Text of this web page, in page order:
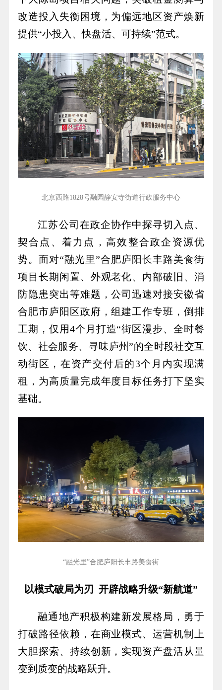
改造投入失衡困境，为偏远地区资产焕新
提供“小投入、快盘活、可持续”范式。
北京西路1828号融园静安寺街道行政服务中心
江苏公司 在政企协作中探寻切入点、
契合点、着力点，高效整合政企资源优
势。面对“融光里”合肥庐阳长丰路美食街
项目长期闲置、外观老化、内部破旧、消
防隐患突出等难题，公司迅速对接安徽省
合肥市庐阳区政府，组建工作专班，倒排
工期，仅用4个月打造“街区漫步、全时餐
饮、社会服务、寻味庐州”的全时段社交互
动街区，在资产交付后的3个月内实现满
租，为高质量完成年度目标任务打下坚实
基础。
“融光里”合肥庐阳长丰路美食街
以模式破局为刃 开辟战略升级“新航道”
融通地产积极构建新发展格局，勇于
打破路径依赖，在商业模式、运营机制上
大胆探索、持续创新，实现资产盘活从量
变到质变的战略跃升。